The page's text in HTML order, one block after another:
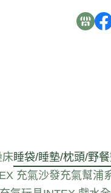
睡袋/睡墊/枕頭/野
充氣沙發充氣幫浦